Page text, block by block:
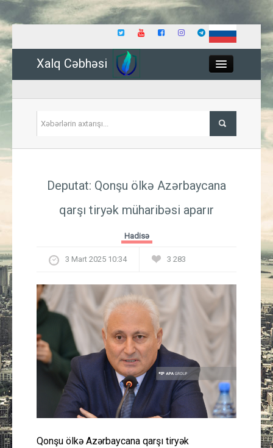
Xalq Cəbhəsi
İqtisadiyyat
Güney Azərbaycan
Müsahibə
İdman
Layihə
Gündəm
Deputat: Qonşu ölkə Azərbaycana
qarşı tiryək müharibəsi aparır
Hadisə
3 Mart 2025 10:34 3 283
Qonşu ölkə Azərbaycana qarşı tiryək